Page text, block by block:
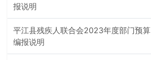
报说明
平江县残疾人联合会2023年度部门预算
编报说明